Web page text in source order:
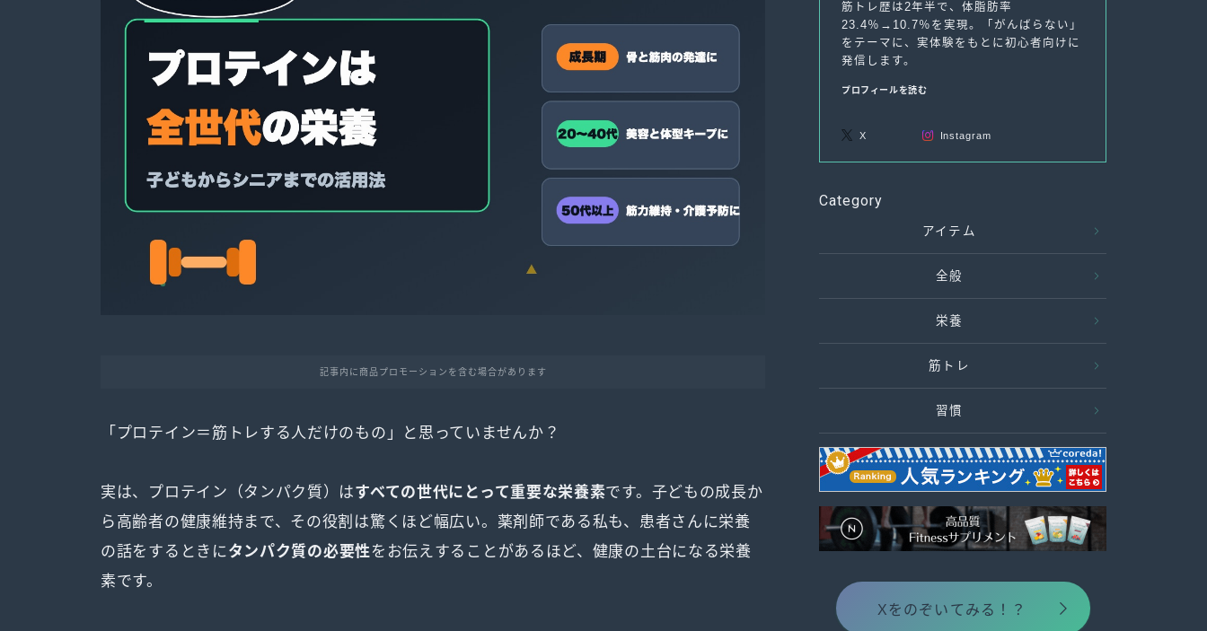
記事内に商品プロモーションを含む場合があります
「プロテイン＝筋トレする人だけのもの」と思っていませんか？
実は、プロテイン（タンパク質）はすべての世代にとって重要な栄養素です。子どもの成長か
ら高齢者の健康維持まで、その役割は驚くほど幅広い。薬剤師である私も、患者さんに栄養
の話をするときにタンパク質の必要性をお伝えすることがあるほど、健康の土台になる栄養
素です。
筋トレ歴は2年半で、体脂肪率
23.4％→10.7％を実現。「がんばらない」
をテーマに、実体験をもとに初心者向けに
発信します。
プロフィールを読む
X Instagram
Category
アイテム
全般
栄養
筋トレ
習慣
Xをのぞいてみる！？